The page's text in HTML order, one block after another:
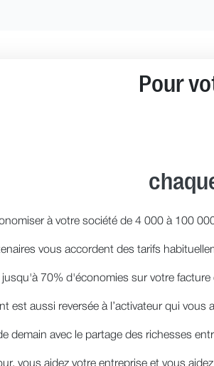
Pour
à votre société de 4 000 à 100
vous accordent des tarifs
jusqu'à 70% d'économies sur votre facture
est aussi reversée à l’activateur qui vous
demain avec le partage des richesses
vous aidez votre entreprise et vous